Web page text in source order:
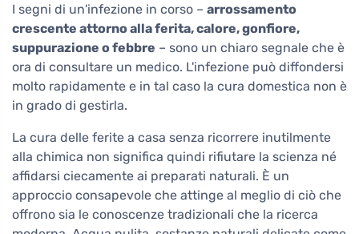
I segni di un'infezione in corso – arrossamento
crescente attorno alla ferita, calore, gonfiore,
suppurazione o febbre – sono un chiaro segnale che è
ora di consultare un medico. L'infezione può diffondersi
molto rapidamente e in tal caso la cura domestica non è
in grado di gestirla.
La cura delle ferite a casa senza ricorrere inutilmente
alla chimica non significa quindi rifiutare la scienza né
affidarsi ciecamente ai preparati naturali. È un
approccio consapevole che attinge al meglio di ciò che
offrono sia le conoscenze tradizionali che la ricerca